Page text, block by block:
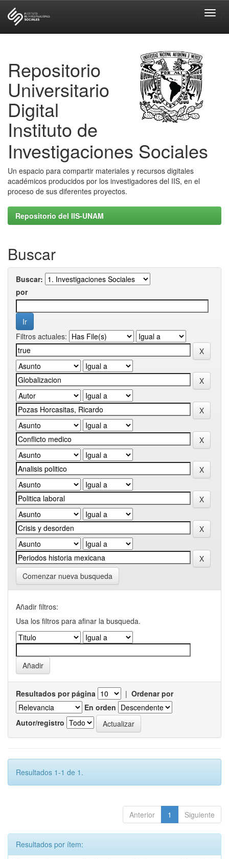
Repositorio
Universitario
Digital
Instituto de
Investigaciones Sociales
Un espacio para compartir materiales y recursos digitales
académicos producidos por los investigadores del IIS, en el
proceso de sus diferentes proyectos.
Repositorio del IIS-UNAM
Buscar
Buscar:
por
Filtros actuales:
Comenzar nueva busqueda
Añadir filtros:
Usa los filtros para afinar la busqueda.
Resultados por página | Ordenar por
En orden
Autor/registro
Resultados 1-1 de 1.
Anterior 1 Siguiente
Resultados por ítem: